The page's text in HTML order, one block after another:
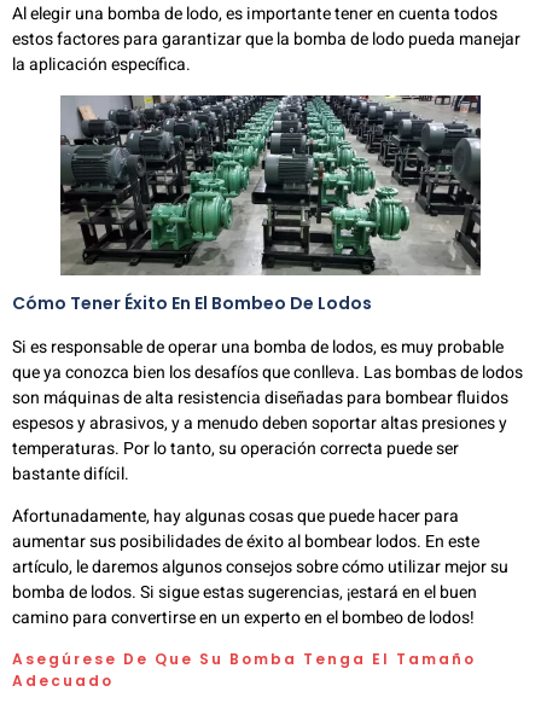
Al elegir una bomba de lodo, es importante tener en cuenta todos
estos factores para garantizar que la bomba de lodo pueda manejar
la aplicación específica.
Cómo Tener Éxito En El Bombeo De Lodos
Si es responsable de operar una bomba de lodos, es muy probable
que ya conozca bien los desafíos que conlleva. Las bombas de lodos
son máquinas de alta resistencia diseñadas para bombear fluidos
espesos y abrasivos, y a menudo deben soportar altas presiones y
temperaturas. Por lo tanto, su operación correcta puede ser
bastante difícil.
Afortunadamente, hay algunas cosas que puede hacer para
aumentar sus posibilidades de éxito al bombear lodos. En este
artículo, le daremos algunos consejos sobre cómo utilizar mejor su
bomba de lodos. Si sigue estas sugerencias, ¡estará en el buen
camino para convertirse en un experto en el bombeo de lodos!
Asegúrese De Que Su Bomba Tenga El Tamaño
Adecuado